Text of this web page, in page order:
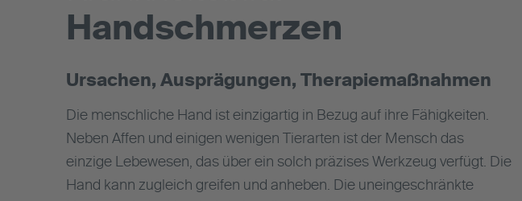
Handschmerzen
Ursachen, Ausprägungen, Therapiemaßnahmen
Die menschliche Hand ist einzigartig in Bezug auf ihre Fähigkeiten.
Neben Affen und einigen wenigen Tierarten ist der Mensch das
einzige Lebewesen, das über ein solch präzises Werkzeug verfügt. Die
Hand kann zugleich greifen und anheben. Die uneingeschränkte